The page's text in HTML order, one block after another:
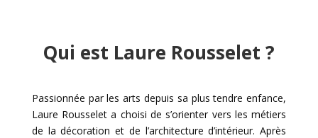
Qui est Laure Rousselet ?
Passionnée par les arts depuis sa plus tendre enfance,
Laure Rousselet a choisi de s’orienter vers les métiers
de la décoration et de l’architecture d’intérieur. Après